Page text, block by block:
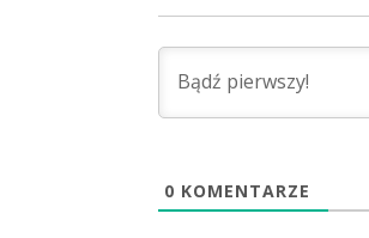
0 KOMENTARZE